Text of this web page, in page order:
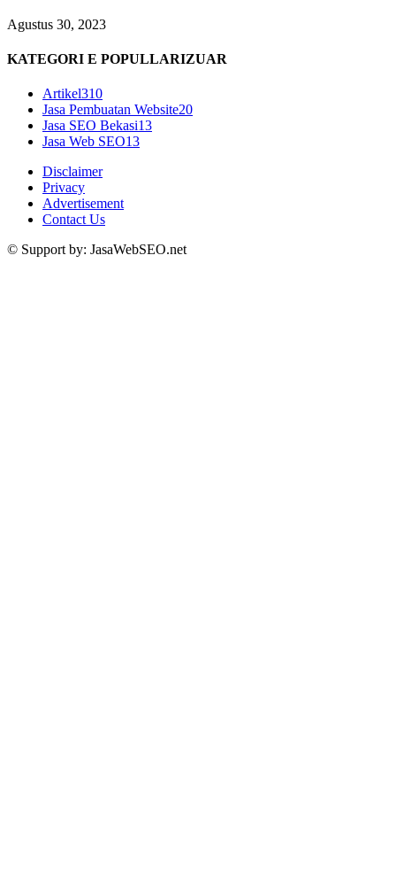
Agustus 30, 2023
KATEGORI E POPULLARIZUAR
Artikel310
Jasa Pembuatan Website20
Jasa SEO Bekasi13
Jasa Web SEO13
Disclaimer
Privacy
Advertisement
Contact Us
© Support by: JasaWebSEO.net